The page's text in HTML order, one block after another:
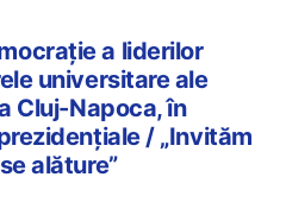
a liderilor
universitare ale
Cluj-Napoca, în
/ „Invităm
alăture”